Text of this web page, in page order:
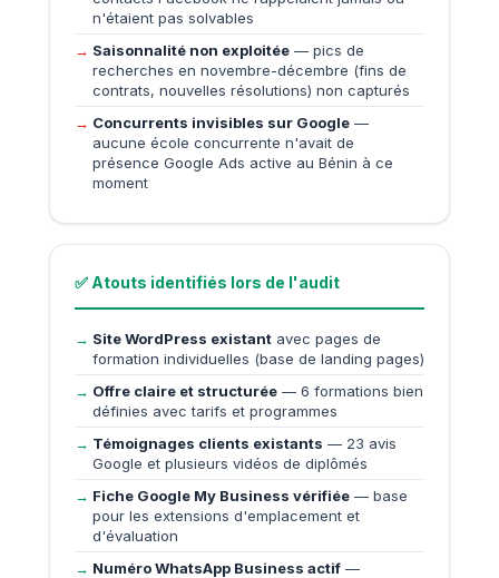
n'étaient pas solvables
Saisonnalité non exploitée— pics de
recherches en novembre-décembre (fins de
contrats, nouvelles résolutions) non capturés
Concurrents invisibles sur Google—
aucune école concurrente n'avait de
présence Google Ads active au Bénin à ce
moment
✅ Atouts identifiés lors de l'audit
Site WordPress existantavec pages de
formation individuelles (base de landing pages)
Offre claire et structurée— 6 formations bien
définies avec tarifs et programmes
Témoignages clients existants — 23 avis
Google et plusieurs vidéos de diplômés
Fiche Google My Business vérifiée— base
pour les extensions d'emplacement et
d'évaluation
Numéro WhatsApp Business actif—